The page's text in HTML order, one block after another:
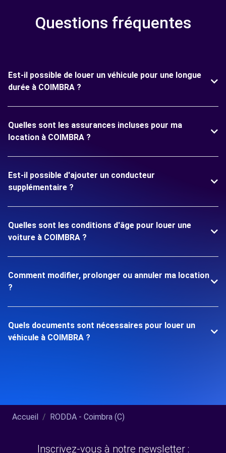
Questions fréquentes
Est-il possible de louer un véhicule pour une longue
durée à COIMBRA ?
Quelles sont les assurances incluses pour ma
location à COIMBRA ?
Est-il possible d'ajouter un conducteur
supplémentaire ?
Quelles sont les conditions d'âge pour louer une
voiture à COIMBRA ?
Comment modifier, prolonger ou annuler ma location
?
Quels documents sont nécessaires pour louer un
véhicule à COIMBRA ?
Accueil RODDA - Coimbra (C)
Inscrivez-vous à notre newsletter :